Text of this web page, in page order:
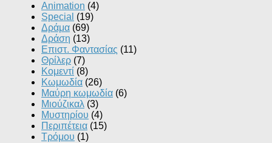
Animation (4)
Special (19)
Δράμα (69)
Δράση (13)
Επιστ. Φαντασίας (11)
Θρίλερ (7)
Κομεντί (8)
Κωμωδία (26)
Μαύρη κωμωδία (6)
Μιούζικαλ (3)
Μυστηρίου (4)
Περιπέτεια (15)
Τρόμου (1)